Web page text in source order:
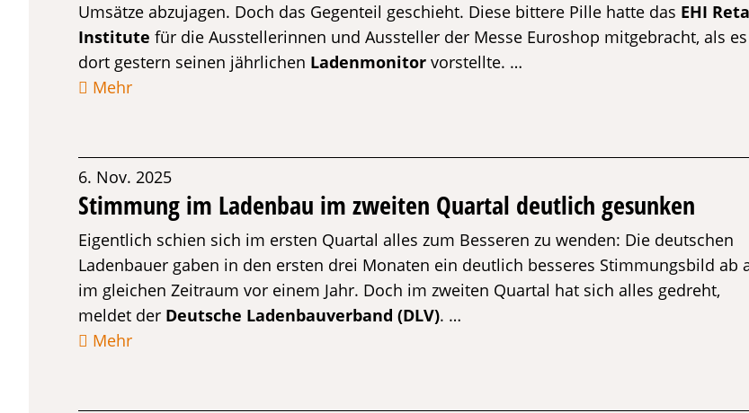
Umsätze abzujagen. Doch das Gegenteil geschieht. Diese bittere Pille hatte das EHI
Institute für die Ausstellerinnen und Aussteller der Messe Euroshop mitgebracht, als es
dort gestern seinen jährlichen Ladenmonitor vorstellte. …
Mehr
6. Nov. 2025
Stimmung im Ladenbau im zweiten Quartal deutlich gesunken
Eigentlich schien sich im ersten Quartal alles zum Besseren zu wenden: Die deutschen
Ladenbauer gaben in den ersten drei Monaten ein deutlich besseres Stimmungsbild ab
im gleichen Zeitraum vor einem Jahr. Doch im zweiten Quartal hat sich alles gedreht,
meldet der Deutsche Ladenbauverband (DLV). …
Mehr